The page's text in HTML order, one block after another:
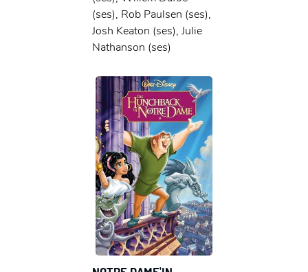
(ses), Rob Paulsen (ses),
Josh Keaton (ses), Julie
Nathanson (ses)